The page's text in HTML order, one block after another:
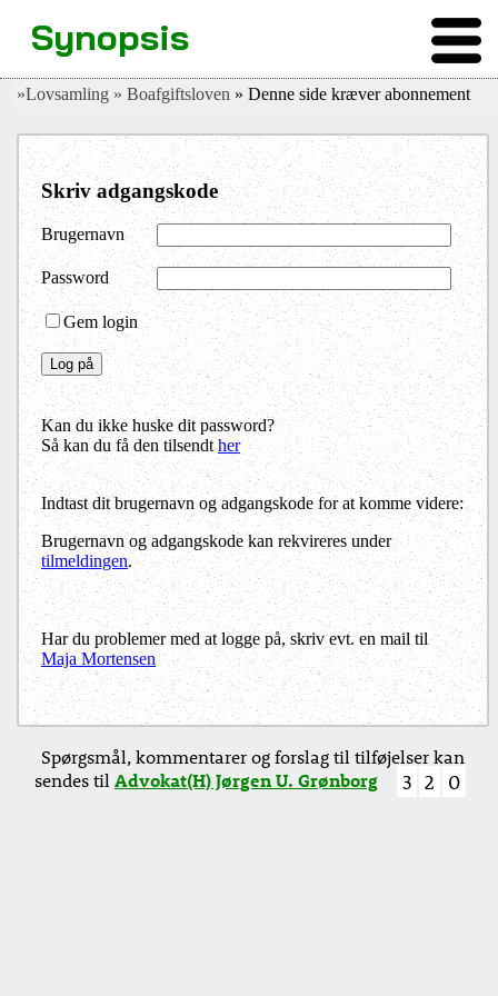
»Lovsamling » Boafgiftsloven » Denne side kræver abonnement
Skriv adgangskode
Brugernavn
Password
Gem login
Kan du ikke huske dit password?
Så kan du få den tilsendther
Indtast dit brugernavn og adgangskode for at komme videre:
Brugernavn og adgangskode kan rekvireres under
tilmeldingen.
Har du problemer med at logge på, skriv evt. en mail til
Maja Mortensen
Synopsis
Spørgsmål, kommentarer og forslag til tilføjelser kan
sendes tilAdvokat(H) Jørgen U. Grønborg 3 2 0